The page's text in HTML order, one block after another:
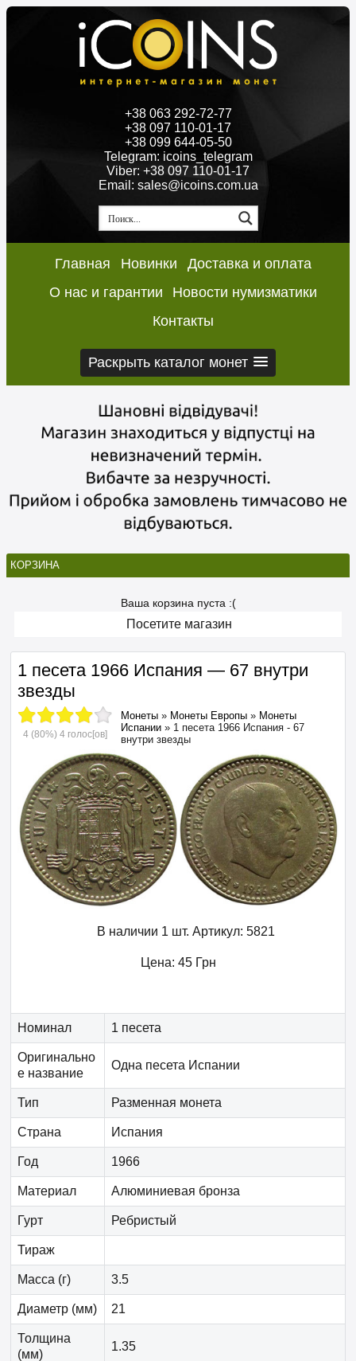
+38 063 292-72-77
+38 097 110-01-17
+38 099 644-05-50
Telegram: icoins_telegram
Viber: +38 097 110-01-17
Email: sales@icoins.com.ua
Главная Новинки
Доставка и оплата
О нас и гарантии
Новости нумизматики
Контакты
Раскрыть каталог монет
КОРЗИНА
Ваша корзина пуста :(
Посетите магазин
1 песета 1966 Испания — 67 внутри
звезды
4 (80%) 4 голос[ов]
Монеты » Монеты Европы » Монеты
Испании » 1 песета 1966 Испания - 67
внутри звезды
В наличии 1 шт. Артикул: 5821
Цена: 45 Грн
Номинал 1 песета
Оригинально
е название
Одна песета Испании
Тип Разменная монета
Страна Испания
Год 1966
Материал Алюминиевая бронза
Гурт Ребристый
Тираж
Масса (г) 3.5
Диаметр (мм) 21
Толщина
(мм)
1.35